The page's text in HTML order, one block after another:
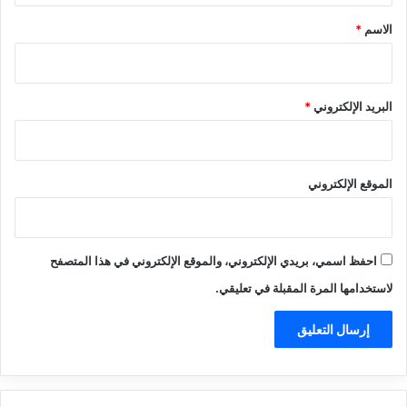
*
الاسم *
البريد الإلكتروني*
الموقع الإلكتروني
احفظ اسمي، بريدي الإلكتروني، والموقع الإلكتروني في هذا المتصفح
لاستخدامها المرة المقبلة في تعليقي.